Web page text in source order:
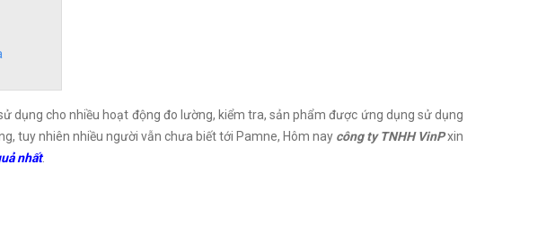
dụng cho nhiều hoạt động đo lường, kiểm tra, sản phẩm được ứng dụng sử dụng
tuy nhiên nhiều người vẫn chưa biết tới Pamne, Hôm nay công ty TNHH VinPxin
nhất.